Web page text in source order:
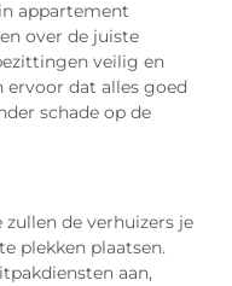
appartement
over de juiste
veilig en
ervoor dat alles goed
schade op de
de verhuizers je
plekken plaatsen.
aan,